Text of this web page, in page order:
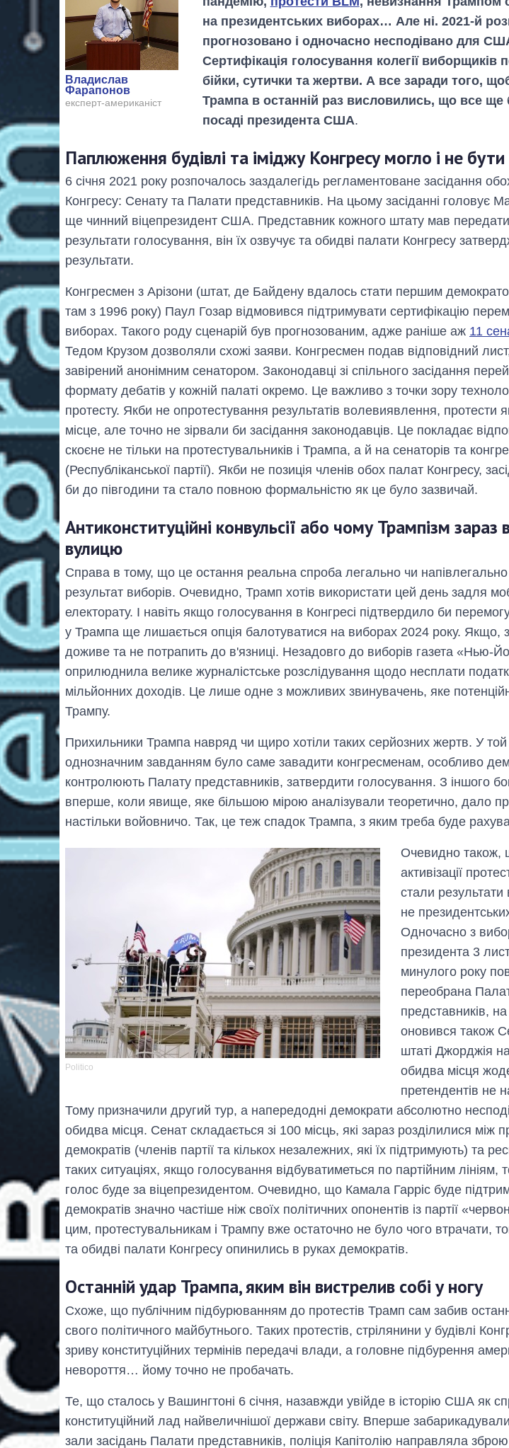
Владислав
Фарапонов
експерт-американіст
на президентських виборах… Але ні. 2021-й
прогнозовано і одночасно несподівано для
Сертифікація голосування колегії виборщиків
бійки, сутички та жертви. А все заради того,
Трампа в останній раз висловились, що все ще
посаді президента США.
Паплюження будівлі та іміджу Конгресу могло і не бути
6 січня 2021 року розпочалось заздалегідь регламентоване засідання
Конгресу: Сенату та Палати представників. На цьому засіданні головує
ще чинний віцепрезидент США. Представник кожного штату мав
результати голосування, він їх озвучує та обидві палати Конгресу
результати.
Конгресмен з Арізони (штат, де Байдену вдалось стати першим
там з 1996 року) Паул Гозар відмовився підтримувати сертифікацію
виборах. Такого роду сценарій був прогнозованим, адже раніше аж 11
Тедом Крузом дозволяли схожі заяви. Конгресмен подав відповідний
завірений анонімним сенатором. Законодавці зі спільного засідання
формату дебатів у кожній палаті окремо. Це важливо з точки зору
протесту. Якби не опротестування результатів волевиявлення, протести
місце, але точно не зірвали би засідання законодавців. Це покладає
скоєне не тільки на протестувальників і Трампа, а й на сенаторів та
(Республіканської партії). Якби не позиція членів обох палат Конгресу,
би до півгодини та стало повною формальністю як це було зазвичай.
Антиконституційні конвульсії або чому Трампізм
вулицю
Справа в тому, що це остання реальна спроба легально чи
результат виборів. Очевидно, Трамп хотів використати цей день задля
електорату. І навіть якщо голосування в Конгресі підтвердило би
у Трампа ще лишається опція балотуватися на виборах 2024 року. Якщо,
доживе та не потрапить до в'язниці. Незадовго до виборів газета «Нью-
оприлюднила велике журналістське розслідування щодо несплати
мільйонних доходів. Це лише одне з можливих звинувачень, яке
Трампу.
Прихильники Трампа навряд чи щиро хотіли таких серйозних жертв. У
однозначним завданням було саме завадити конгресменам, особливо
контролюють Палату представників, затвердити голосування. З іншого
вперше, коли явище, яке більшою мірою аналізували теоретично, дало
настільки войовничо. Так, це теж спадок Трампа, з яким треба буде
Politico
Очевидно також,
активізації
стали результати
не
Одночасно з
президента 3
минулого року
переобрана
представників,
оновився також
штаті Джорджія
обидва місця
претендентів не
Тому призначили другий тур, а напередодні демократи абсолютно
обидва місця. Сенат складається зі 100 місць, які зараз розділилися між
демократів (членів партії та кількох незалежних, які їх підтримують) та
таких ситуаціях, якщо голосування відбуватиметься по партійним лініям,
голос буде за віцепрезидентом. Очевидно, що Камала Гарріс буде
демократів значно частіше ніж своїх політичних опонентів із партії
цим, протестувальникам і Трампу вже остаточно не було чого втрачати,
та обидві палати Конгресу опинились в руках демократів.
Останній удар Трампа, яким він вистрелив собі у ногу
Схоже, що публічним підбурюванням до протестів Трамп сам забив
свого політичного майбутнього. Таких протестів, стрілянини у будівлі
зриву конституційних термінів передачі влади, а головне підбурення
невороття… йому точно не пробачать.
Те, що сталось у Вашингтоні 6 січня, назавжди увійде в історію США як
конституційний лад найвеличнішої держави світу. Вперше
зали засідань Палати представників, поліція Капітолію направляла